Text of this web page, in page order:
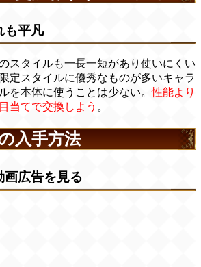
も平凡
スタイルも一長一短があり使いにくい
定スタイルに優秀なものが多いキャラ
を本体に使うことは少ない。性能より
当てで交換しよう 。
入手方法
画広告を見る